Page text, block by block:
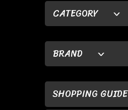
CATEGORY
BRAND
SHOPPING GUIDE